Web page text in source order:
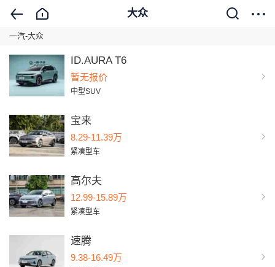
大众
一汽-大众
ID.AURA T6
暂无报价
中型SUV
宝来
8.29-11.39万
紧凑型车
高尔夫
12.99-15.89万
紧凑型车
速腾
9.38-16.49万